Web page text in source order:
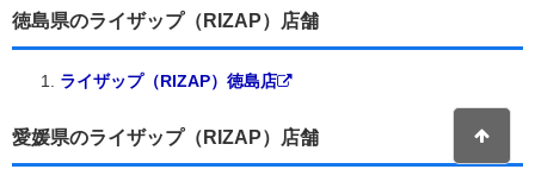
徳島県のライザップ（RIZAP）店舗
ライザップ（RIZAP）徳島店
愛媛県のライザップ（RIZAP）店舗